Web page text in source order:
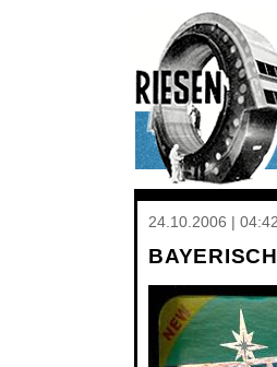
24.10.2006 |